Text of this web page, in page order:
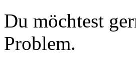
Du möchtest
Problem.